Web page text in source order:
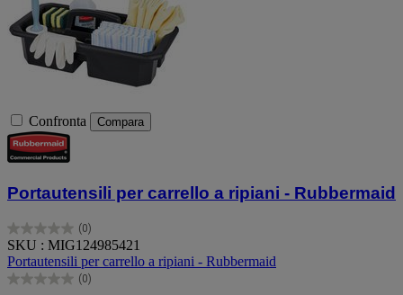
Confronta Compara
Portautensili per carrello a ripiani - Rubbermaid
(0)
0.0
su
5
stelle.
SKU : MIG124985421
Portautensili per carrello a ripiani - Rubbermaid
(0)
0.0